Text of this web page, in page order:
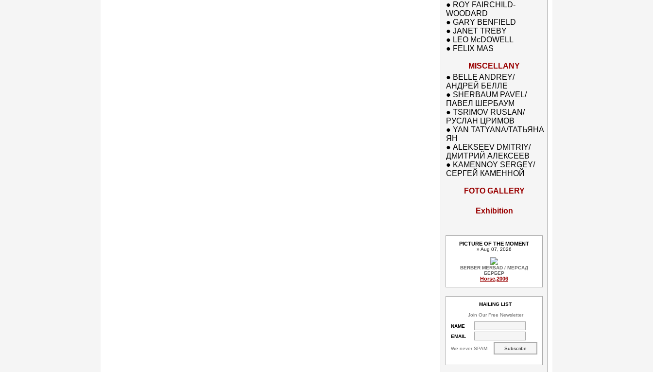
● ROY FAIRCHILD-
WOODARD
● GARY BENFIELD
● JANET TREBY
● LEO McDOWELL
● FELIX MAS
MISCELLANY
● BELLE ANDREY/
АНДРЕЙ БЕЛЛЕ
● SHERBAUM PAVEL/
ПАВЕЛ ШЕРБАУМ
● TSRIMOV RUSLAN/
РУСЛАН ЦРИМОВ
● YAN TATYANA/ТАТЬЯНА
ЯН
● ALEKSEEV DMITRIY/
ДМИТРИЙ АЛЕКСЕЕВ
● KAMENNOY SERGEY/
СЕРГЕЙ КАМЕННОЙ
FOTO GALLERY
Exhibition
PICTURE OF THE MOMENT
» Aug 07, 2026
BERBER MERSAD / МЕРСАД
БЕРБЕР
Horse,2006
MAILING LIST
Join Our Free Newsletter
NAME
EMAIL
We never SPAM